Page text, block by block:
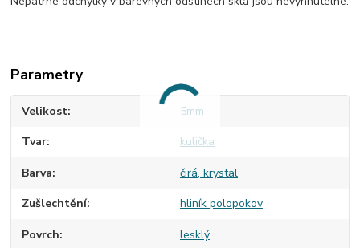
Parametry
Velikost 5mm
Tvar kulička
Barva čirá, krystal
Zušlechtění hliník polopokov
Povrch lesklý